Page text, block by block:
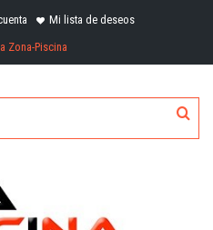
Mi lista de deseos
Zona-Piscina